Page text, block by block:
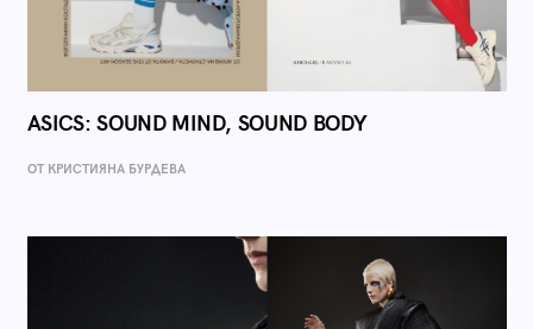
ASICS: SOUND MIND, SOUND BODY
ОТ КРИСТИЯНА БУРДЕВА